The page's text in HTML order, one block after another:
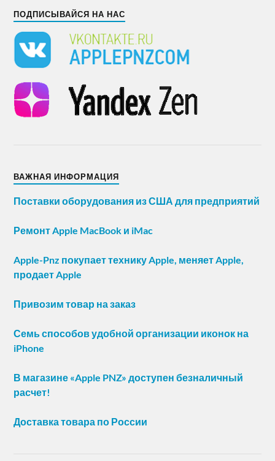
ПОДПИСЫВАЙСЯ НА НАС
ВАЖНАЯ ИНФОРМАЦИЯ
Поставки оборудования из США для предприятий
Ремонт Apple MacBook и iMac
Apple-Pnz покупает технику Apple, меняет Apple,
продает Apple
Привозим товар на заказ
Семь способов удобной организации иконок на
iPhone
В магазине «Apple PNZ» доступен безналичный
расчет!
Доставка товара по России